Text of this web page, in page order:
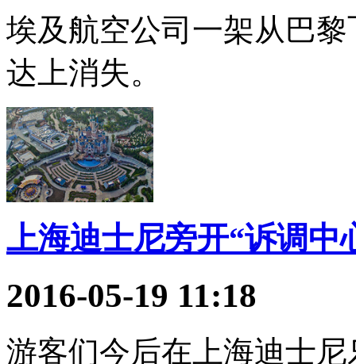
埃及航空公司一架从巴
达上消失。
上海迪士尼旁开“诉调中
2016-05-19 11:18
游客们今后在上海迪士